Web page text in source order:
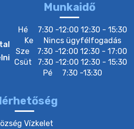
Munkaidő
Hé
7:30 -12:00 12:30 - 15:30
Ke
Nincs ügyfélfogadás
Sze
7:30 -12:00 12:30 - 17:00
Csüt
7:30 -12:00 12:30 - 15:30
Pé
7:30 -13:30
Vízkelet